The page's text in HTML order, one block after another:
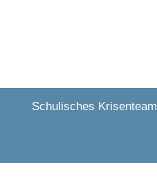
Schulisches Krisenteam